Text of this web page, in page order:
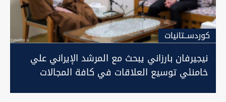
كوردســتانيات
نيجيرفان بارزاني يبحث مع المرشد الإيراني علي
خامنئي توسيع العلاقات في كافة المجالات